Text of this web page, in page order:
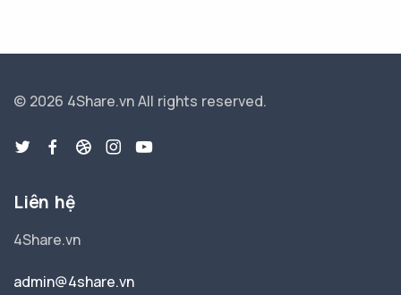
© 2026 4Share.vnAll rights reserved.
Liên hệ
4Share.vn
admin@4share.vn